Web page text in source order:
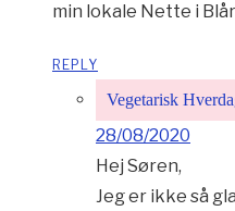
min lokale Nette i
REPLY
Vegetarisk
28/08/2020
Hej Søren,
Jeg er ikke så